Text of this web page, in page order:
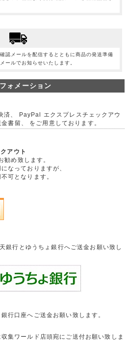
認メールを配信するとともに商品の発送準備
ールでお知らせいたします。
ォメーション
済、 PayPal エクスプレスチェックアウ
書留、 をご用意しております。
アウト
勧め致します。
なっておりますが、
可となります。
銀行とゆうちょ銀行へご送金お願い致し
行口座へご送金お願い致します。
集ワールド店頭宛にご送付お願い致しま